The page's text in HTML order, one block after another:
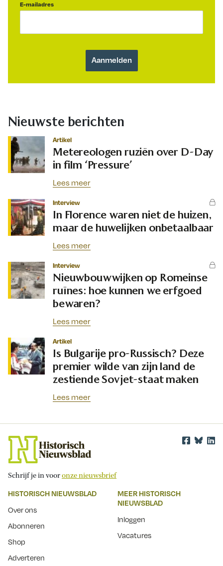
E-mailadres
Nieuwste berichten
Artikel
Metereologen ruziën over D-Day
in film ‘Pressure’
Lees meer
Interview
In Florence waren niet de huizen,
maar de huwelijken onbetaalbaar
Lees meer
Interview
Nieuwbouwwijken op Romeinse
ruïnes: hoe kunnen we erfgoed
bewaren?
Lees meer
Artikel
Is Bulgarije pro-Russisch? Deze
premier wilde van zijn land de
zestiende Sovjet-staat maken
Lees meer
Schrijf je in vooronze nieuwsbrief
HISTORISCH NIEUWSBLAD
Over ons
Abonneren
Shop
Adverteren
MEER HISTORISCH
NIEUWSBLAD
Inloggen
Vacatures